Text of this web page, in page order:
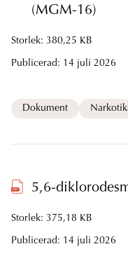
(MGM-16)
Storlek: 380,25 KB
Publicerad: 14 juli 2026
Dokument
5,6-
Storlek: 375,18 KB
Publicerad: 14 juli 2026